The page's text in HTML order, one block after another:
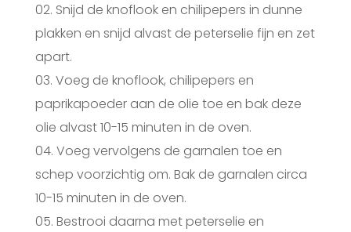
02. Snijd de knoflook en chilipepers in dunne
plakken en snijd alvast de peterselie fijn en zet
apart.
03. Voeg de knoflook, chilipepers en
paprikapoeder aan de olie toe en bak deze
olie alvast 10-15 minuten in de oven.
04. Voeg vervolgens de garnalen toe en
schep voorzichtig om. Bak de garnalen circa
10-15 minuten in de oven.
05. Bestrooi daarna met peterselie en